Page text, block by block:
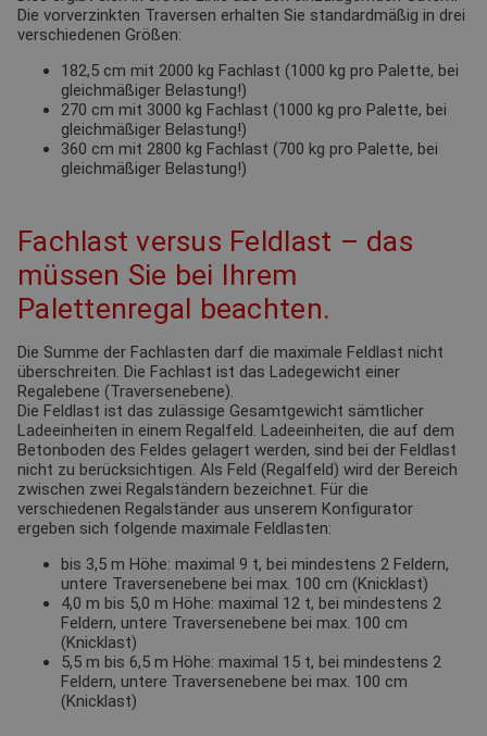
Die vorverzinkten Traversen erhalten Sie standardmäßig in drei
verschiedenen Größen:
182,5 cm mit 2000 kg Fachlast (1000 kg pro Palette, bei
gleichmäßiger Belastung!)
270 cm mit 3000 kg Fachlast (1000 kg pro Palette, bei
gleichmäßiger Belastung!)
360 cm mit 2800 kg Fachlast (700 kg pro Palette, bei
gleichmäßiger Belastung!)
Fachlast versus Feldlast – das
müssen Sie bei Ihrem
Palettenregal beachten.
Die Summe der Fachlasten darf die maximale Feldlast nicht
überschreiten. Die Fachlast ist das Ladegewicht einer
Regalebene (Traversenebene).
Die Feldlast ist das zulässige Gesamtgewicht sämtlicher
Ladeeinheiten in einem Regalfeld. Ladeeinheiten, die auf dem
Betonboden des Feldes gelagert werden, sind bei der Feldlast
nicht zu berücksichtigen. Als Feld (Regalfeld) wird der Bereich
zwischen zwei Regalständern bezeichnet. Für die
verschiedenen Regalständer aus unserem Konfigurator
ergeben sich folgende maximale Feldlasten:
bis 3,5 m Höhe: maximal 9 t, bei mindestens 2 Feldern,
untere Traversenebene bei max. 100 cm (Knicklast)
4,0 m bis 5,0 m Höhe: maximal 12 t, bei mindestens 2
Feldern, untere Traversenebene bei max. 100 cm
(Knicklast)
5,5 m bis 6,5 m Höhe: maximal 15 t, bei mindestens 2
Feldern, untere Traversenebene bei max. 100 cm
(Knicklast)